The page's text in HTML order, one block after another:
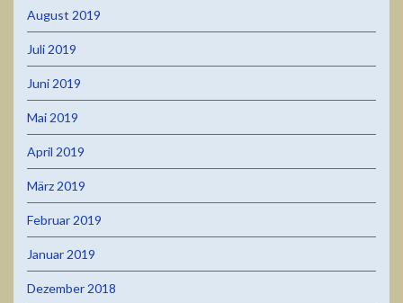
August 2019
Juli 2019
Juni 2019
Mai 2019
April 2019
März 2019
Februar 2019
Januar 2019
Dezember 2018